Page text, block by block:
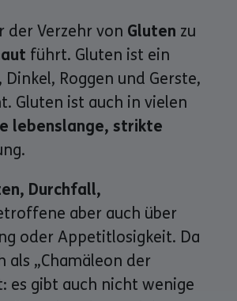
der Verzehr von Gluten zu
führt. Gluten ist ein
Dinkel, Roggen und Gerste,
Gluten ist auch in vielen
lebenslange, strikte
Durchfall,
aber auch über
oder Appetitlosigkeit. Da
als „Chamäleon der
es gibt auch nicht wenige